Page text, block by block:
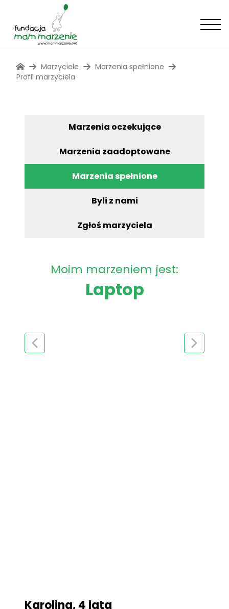
Marzyciele
Marzenia spełnione
Profil marzyciela
Marzenia oczekujące
Marzenia zaadoptowane
Marzenia spełnione
Byli z nami
Zgłoś marzyciela
Moim marzeniem jest:
Laptop
Karolina, 4 lata